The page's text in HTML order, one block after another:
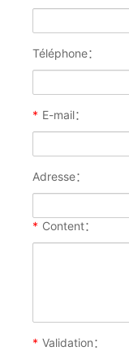
Téléphone：
* E-mail：
Adresse：
* Content：
* Validation：